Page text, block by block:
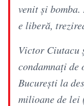
venit și bomba.
e liberă,
Victor
condamnați de
București la
milioane de lei